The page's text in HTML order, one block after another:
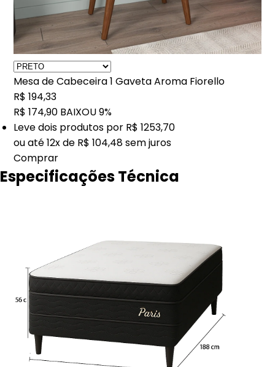
Mesa de Cabeceira 1 Gaveta Aroma Fiorello
R$ 194,33
R$ 174,90 BAIXOU 9%
Levedois produtos por R$ 1253,70
ou até12x de R$ 104,48sem juros
Comprar
Especificações Técnica